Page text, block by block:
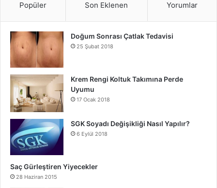
Popüler Son Eklenen Yorumlar
Doğum Sonrası Çatlak Tedavisi
25 Şubat 2018
Krem Rengi Koltuk Takımına Perde
Uyumu
17 Ocak 2018
SGK Soyadı Değişikliği Nasıl Yapılır?
6 Eylül 2018
Saç Gürleştiren Yiyecekler
28 Haziran 2015